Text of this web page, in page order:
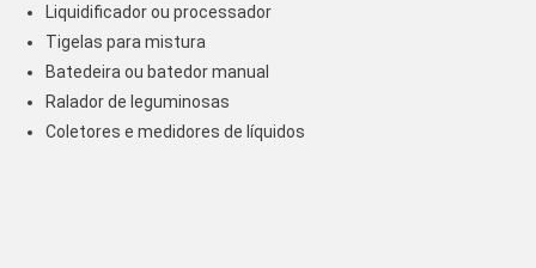
Liquidificador ou processador
Tigelas para mistura
Batedeira ou batedor manual
Ralador de leguminosas
Coletores e medidores de líquidos